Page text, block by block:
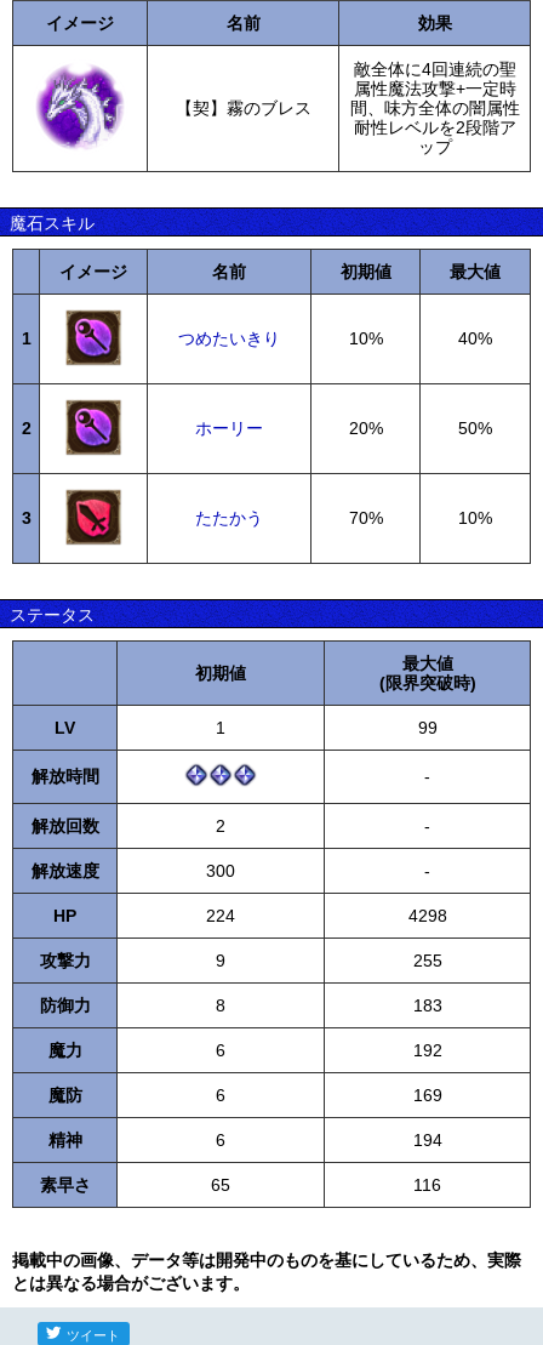
イメージ 名前 効果
【契】霧のブレス
敵全体に4回連続の聖
属性魔法攻撃+一定時
間、味方全体の闇属性
耐性レベルを2段階ア
ップ
魔石スキル
イメージ 名前 初期値 最大値
1 つめたいきり 10% 40%
2 ホーリー 20% 50%
3 たたかう 70% 10%
ステータス
初期値
最大値
(限界突破時)
LV 1 99
解放時間 -
解放回数 2 -
解放速度 300 -
HP 224 4298
攻撃力 9 255
防御力 8 183
魔力 6 192
魔防 6 169
精神 6 194
素早さ 65 116
掲載中の画像、データ等は開発中のものを基にしているため、実際
とは異なる場合がございます。
ツイート